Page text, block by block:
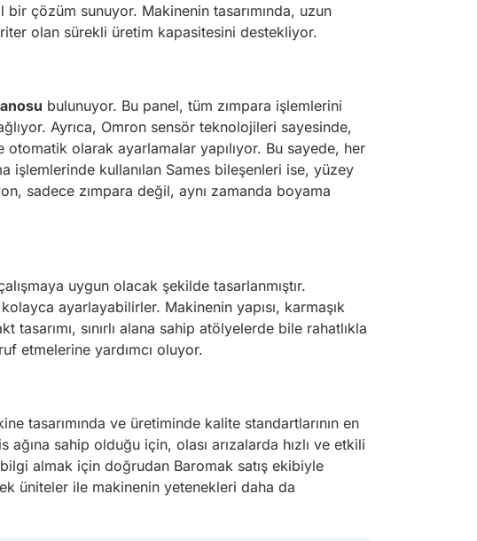
çözüm sunuyor. Makinenin tasarımında, uzun
olan sürekli üretim kapasitesini destekliyor.
bulunuyor. Bu panel, tüm zımpara işlemlerini
Ayrıca, Omron sensör teknolojileri sayesinde,
olarak ayarlamalar yapılıyor. Bu sayede, her
işlemlerinde kullanılan Sames bileşenleri ise, yüzey
sadece zımpara değil, aynı zamanda boyama
uygun olacak şekilde tasarlanmıştır.
kolayca ayarlayabilirler. Makinenin yapısı, karmaşık
sınırlı alana sahip atölyelerde bile rahatlıkla
etmelerine yardımcı oluyor.
tasarımında ve üretiminde kalite standartlarının en
sahip olduğu için, olası arızalarda hızlı ve etkili
almak için doğrudan Baromak satış ekibiyle
üniteler ile makinenin yetenekleri daha da